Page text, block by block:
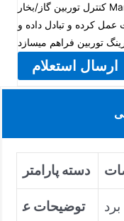
کنترل توربین گاز/بخار Mark VI Speedtronic عمل میکند. این برد
عمل کرده و تبادل داده و
ارسال استعلام
دسته پارامتر
توضیحات ع
برد PCB گیتوی اترنت برای کنترل ت